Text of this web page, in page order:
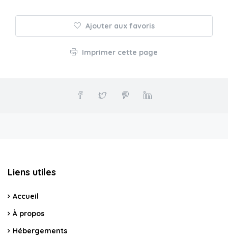
Ajouter aux favoris
Imprimer cette page
Liens utiles
Accueil
À propos
Hébergements